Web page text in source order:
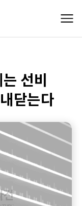
선비
닫는다